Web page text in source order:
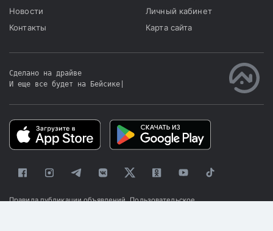
Новости
Контакты
Личный кабинет
Карта сайта
Сделано на драйве
И еще все будет на Бейсике
Правила публикации объявлений Пользовательское